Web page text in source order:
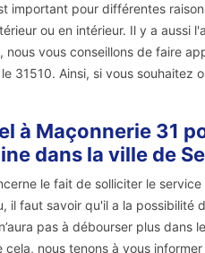
pour différentes
ou en intérieur. Il y a aussi
vous conseillons de faire
31510. Ainsi, si vous souhaitez
à Maçonnerie 31
dans la ville de
le fait de solliciter le
il faut savoir qu'il a la possibilité
pas à débourser plus dans
nous tenons à vous